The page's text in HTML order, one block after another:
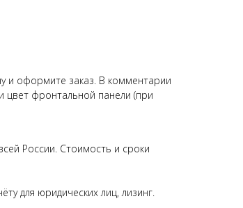
и оформите заказ. В комментарии
цвет фронтальной панели (при
России. Стоимость и сроки
для юридических лиц, лизинг.